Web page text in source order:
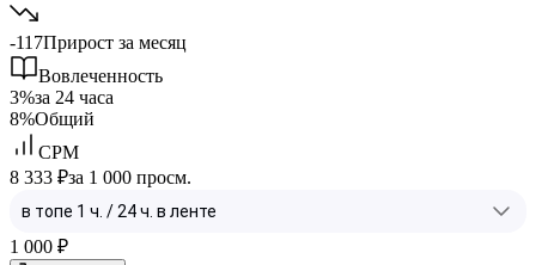
-117Прирост за месяц
Вовлеченность
3%за 24 часа
8%Общий
CPM
8 333 ₽за 1 000 просм.
1 000 ₽